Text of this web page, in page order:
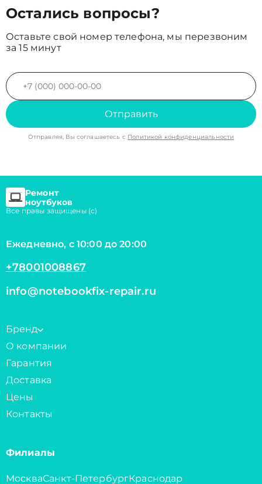
Остались вопросы?
Оставьте свой номер телефона, мы перезвоним
за 15 минут
Отправить
Отправляя, Вы соглашаетесь с Политикой конфиденциальности
Ремонт
ноутбуков
Все правы защищены (с)
Ежедневно, с 10:00 до 20:00
+78001008867
info@notebookfix-repair.ru
Бренд
О компании
Гарантия
Доставка
Цены
Контакты
Филиалы
МоскваСанкт-ПетербургКраснодар